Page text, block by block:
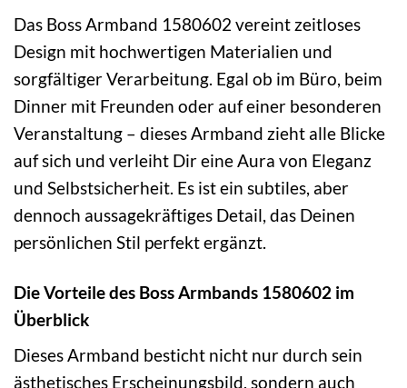
Das Boss Armband 1580602 vereint zeitloses
Design mit hochwertigen Materialien und
sorgfältiger Verarbeitung. Egal ob im Büro, beim
Dinner mit Freunden oder auf einer besonderen
Veranstaltung – dieses Armband zieht alle Blicke
auf sich und verleiht Dir eine Aura von Eleganz
und Selbstsicherheit. Es ist ein subtiles, aber
dennoch aussagekräftiges Detail, das Deinen
persönlichen Stil perfekt ergänzt.
Die Vorteile des Boss Armbands 1580602 im
Überblick
Dieses Armband besticht nicht nur durch sein
ästhetisches Erscheinungsbild, sondern auch